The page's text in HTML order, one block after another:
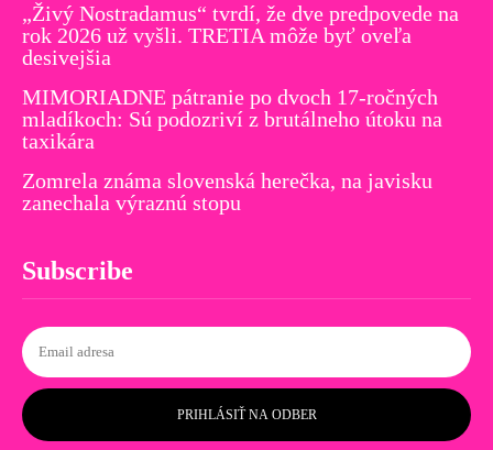
„Živý Nostradamus“ tvrdí, že dve predpovede na
rok 2026 už vyšli. TRETIA môže byť oveľa
desivejšia
MIMORIADNE pátranie po dvoch 17-ročných
mladíkoch: Sú podozriví z brutálneho útoku na
taxikára
Zomrela známa slovenská herečka, na javisku
zanechala výraznú stopu
Subscribe
PRIHLÁSIŤ NA ODBER